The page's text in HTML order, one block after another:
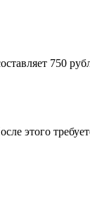
750
этого